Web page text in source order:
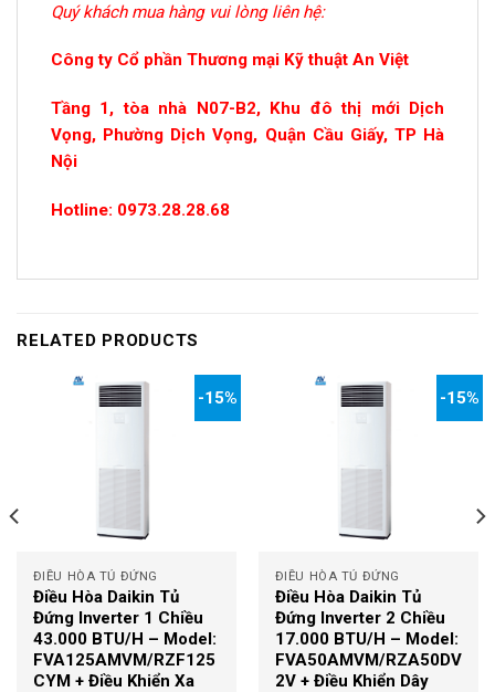
Quý khách mua hàng vui lòng liên hệ:
Công ty Cổ phần Thương mại Kỹ thuật An Việt
Tầng 1, tòa nhà N07-B2, Khu đô thị mới Dịch
Vọng, Phường Dịch Vọng, Quận Cầu Giấy, TP Hà
Nội
Hotline: 0973.28.28.68
RELATED PRODUCTS
-15%
ĐIỀU HÒA TỦ ĐỨNG
Điều Hòa Daikin Tủ
Đứng Inverter 1 Chiều
43.000 BTU/H – Model:
FVA125AMVM/RZF125
CYM + Điều Khiển Xa
-15%
ĐIỀU HÒA TỦ ĐỨNG
Điều Hòa Daikin Tủ
Đứng Inverter 2 Chiều
17.000 BTU/H – Model:
FVA50AMVM/RZA50DV
2V + Điều Khiển Dây